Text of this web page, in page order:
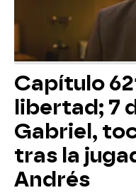
Capítulo
libertad; 7
Gabriel,
tras la
Andrés